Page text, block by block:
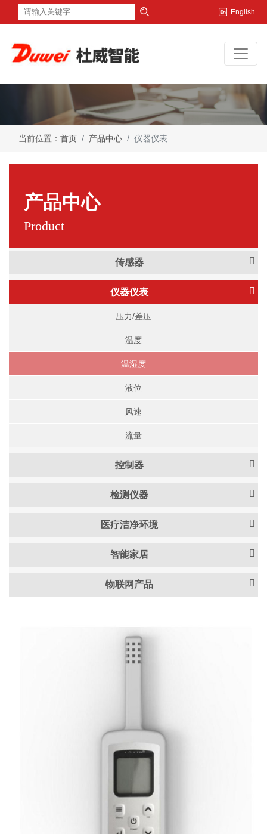
English
当前位置： 首页 产品中心 仪器仪表
产品中心
Product
传感器
仪器仪表
压力/差压
温度
温湿度
液位
风速
流量
控制器
检测仪器
医疗洁净环境
智能家居
物联网产品